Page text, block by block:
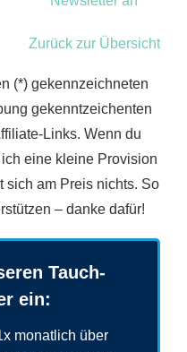
Zurück zur Übersicht
(*) gekennzeichneten
gekenntzeichenten
Links. Wenn du
eine kleine Provision
sich am Preis nichts. So
– danke dafür!
Tauch-
ein:
monatlich über